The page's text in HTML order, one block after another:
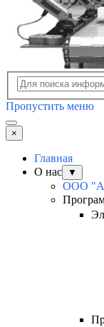
Пропустить меню
×
Главная
О нас
▼
ООО